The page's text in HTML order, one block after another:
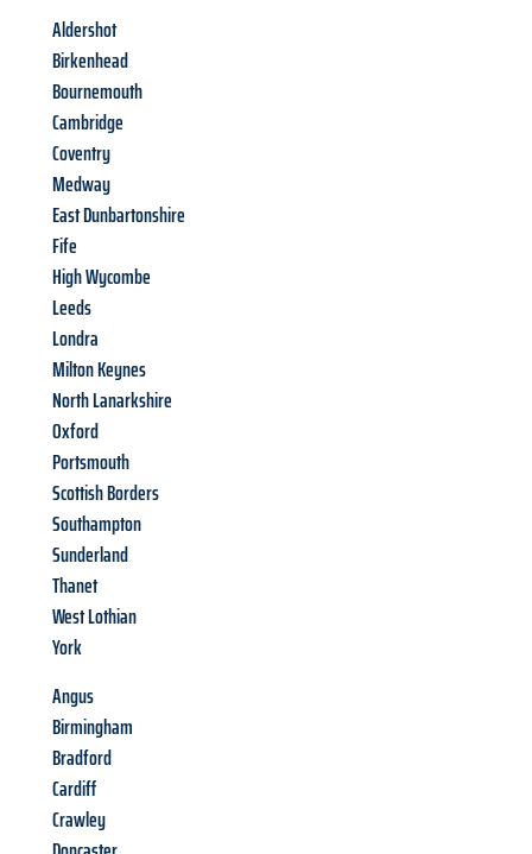
Aldershot
Birkenhead
Bournemouth
Cambridge
Coventry
Medway
East Dunbartonshire
Fife
High Wycombe
Leeds
Londra
Milton Keynes
North Lanarkshire
Oxford
Portsmouth
Scottish Borders
Southampton
Sunderland
Thanet
West Lothian
York
Angus
Birmingham
Bradford
Cardiff
Crawley